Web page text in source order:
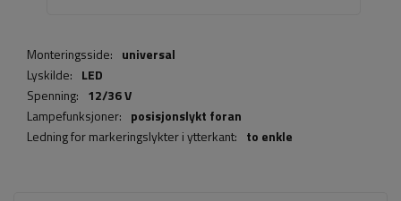
Monteringsside: universal
Lyskilde: LED
Spenning: 12/36 V
Lampefunksjoner: posisjonslykt foran
Ledning for markeringslykter i ytterkant: to enkle